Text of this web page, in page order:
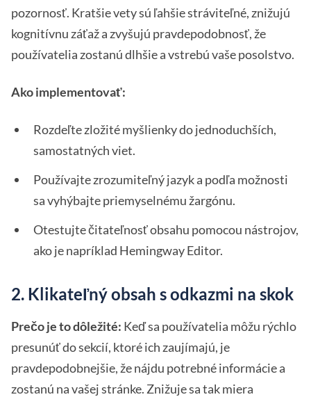
pozornosť. Kratšie vety sú ľahšie stráviteľné, znižujú
kognitívnu záťaž a zvyšujú pravdepodobnosť, že
používatelia zostanú dlhšie a vstrebú vaše posolstvo.
Ako implementovať:
Rozdeľte zložité myšlienky do jednoduchších,
samostatných viet.
Používajte zrozumiteľný jazyk a podľa možnosti
sa vyhýbajte priemyselnému žargónu.
Otestujte čitateľnosť obsahu pomocou nástrojov,
ako je napríklad Hemingway Editor.
2. Klikateľný obsah s odkazmi na skok
Prečo je to dôležité: Keď sa používatelia môžu rýchlo
presunúť do sekcií, ktoré ich zaujímajú, je
pravdepodobnejšie, že nájdu potrebné informácie a
zostanú na vašej stránke. Znižuje sa tak miera